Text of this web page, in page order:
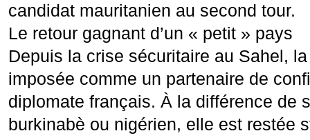
candidat mauritanien au second tour.
Le retour gagnant d’un « petit » pays
Depuis la crise sécuritaire au Sahel,
imposée comme un partenaire de
diplomate français. À la différence de
burkinabè ou nigérien, elle est restée